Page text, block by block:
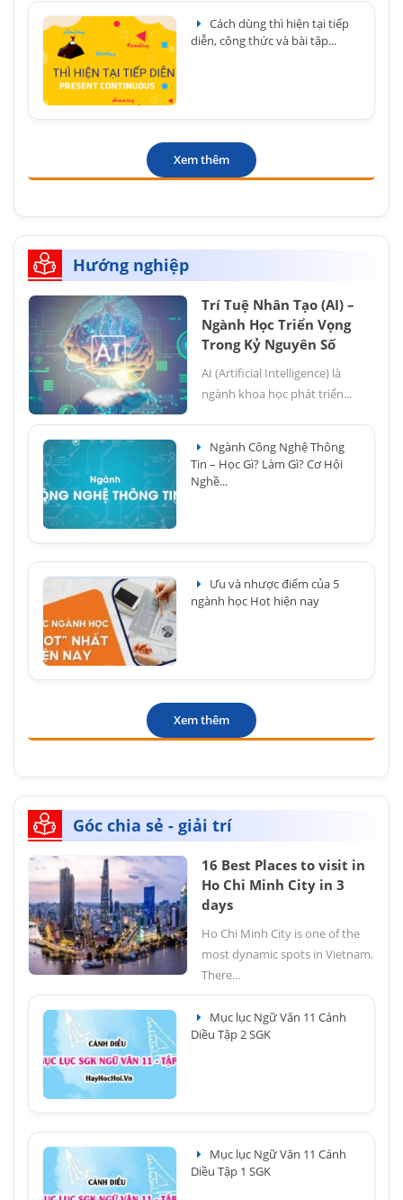
Cách dùng thì hiện tại tiếp
diễn, công thức và bài tập...
Xem thêm
Hướng nghiệp
Trí Tuệ Nhân Tạo (AI) –
Ngành Học Triển Vọng
Trong Kỷ Nguyên Số
AI (Artificial Intelligence) là
ngành khoa học phát triển...
Ngành Công Nghệ Thông
Tin – Học Gì? Làm Gì? Cơ Hội
Nghề...
Ưu và nhược điểm của 5
ngành học Hot hiện nay
Xem thêm
Góc chia sẻ - giải trí
16 Best Places to visit in
Ho Chi Minh City in 3
days
Ho Chi Minh City is one of the
most dynamic spots in Vietnam.
There...
Mục lục Ngữ Văn 11 Cánh
Diều Tập 2 SGK
Mục lục Ngữ Văn 11 Cánh
Diều Tập 1 SGK